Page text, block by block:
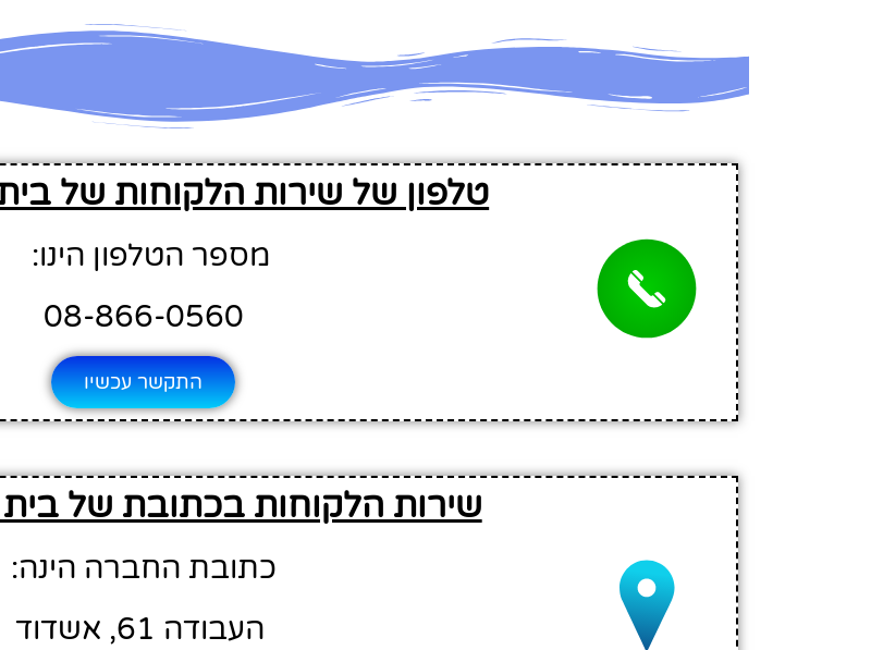
טלפון של שירות הלקוחות של
מספר הטלפון הינו:
08-866-0560
התקשר עכשיו
שירות הלקוחות בכתובת של
כתובת החברה הינה:
העבודה 61, אשדוד